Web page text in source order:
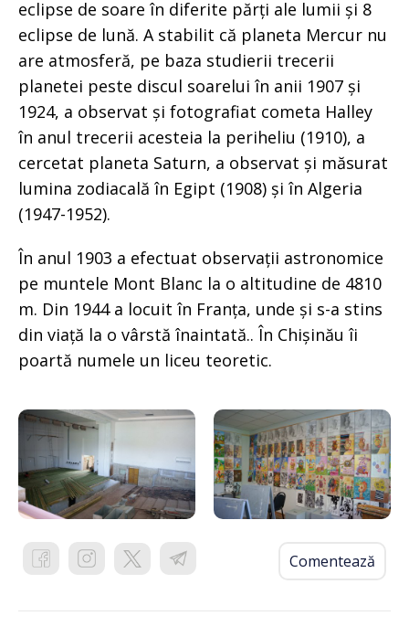
eclipse de soare în diferite părți ale lumii și 8
eclipse de lună. A stabilit că planeta Mercur nu
are atmosferă, pe baza studierii trecerii
planetei peste discul soarelui în anii 1907 și
1924, a observat și fotografiat cometa Halley
în anul trecerii acesteia la periheliu (1910), a
cercetat planeta Saturn, a observat și măsurat
lumina zodiacală în Egipt (1908) și în Algeria
(1947-1952).
În anul 1903 a efectuat observații astronomice
pe muntele Mont Blanc la o altitudine de 4810
m. Din 1944 a locuit în Franța, unde și s-a stins
din viață la o vârstă înaintată.. În Chișinău îi
poartă numele un liceu teoretic.
Comentează